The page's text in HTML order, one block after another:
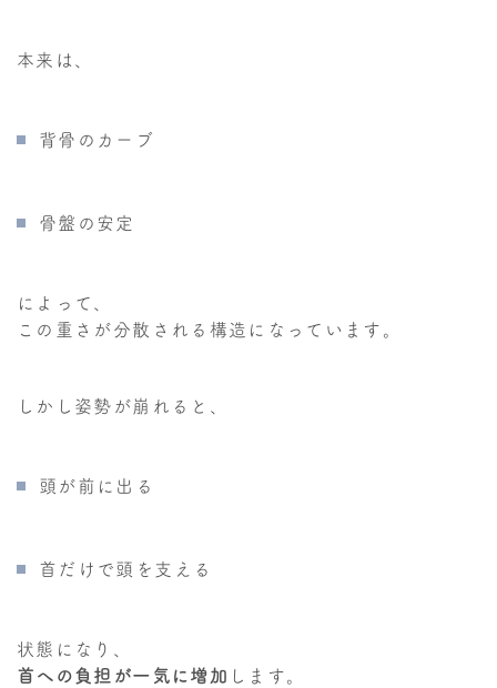
本来は、
背骨のカーブ
骨盤の安定
によって、
この重さが分散される構造になっています。
しかし姿勢が崩れると、
頭が前に出る
首だけで頭を支える
状態になり、
首への負担が一気に増加 します。